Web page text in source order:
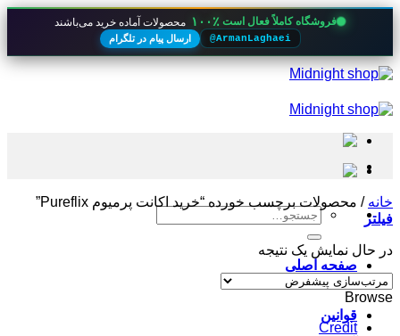
فروشگاه کاملاً فعال است ۱۰۰٪ محصولات آماده خرید می‌باشند
@ArmanLaghaei ارسال پیام در تلگرام
Skip
to
جستجو
صفحه اصلی
قوانین
خانه / محصولات برچسب خورده “خرید اکانت پرمیوم Pureflix”
فیلتر
در حال نمایش یک نتیجه
Browse
Credit